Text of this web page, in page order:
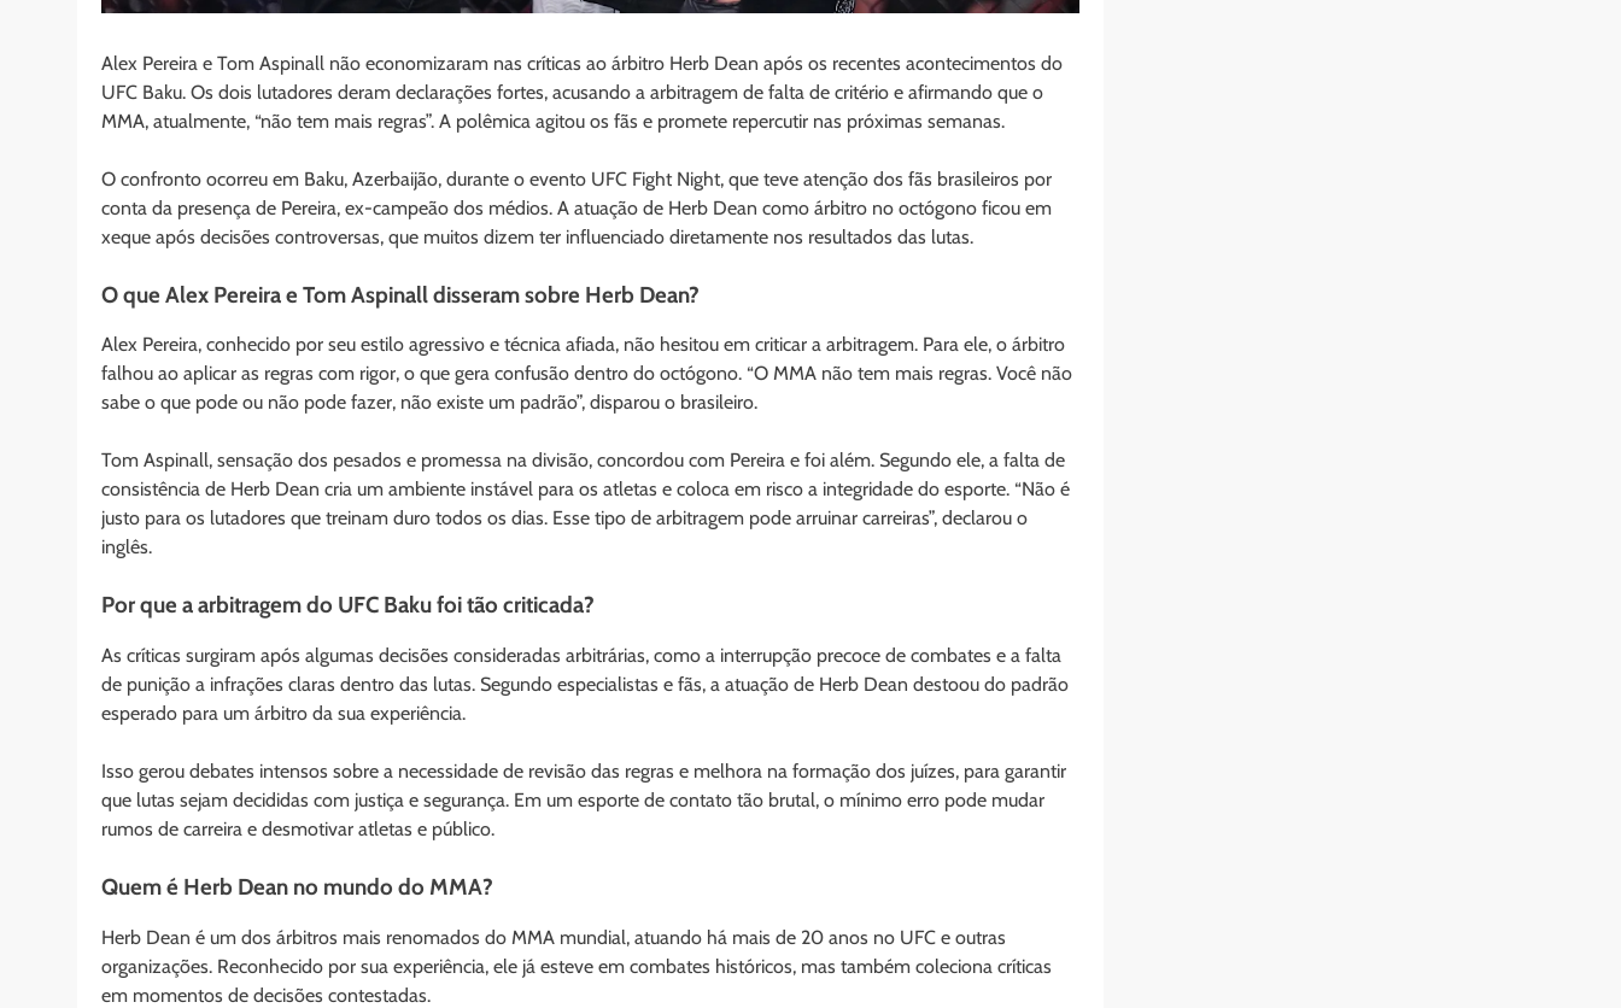
Alex Pereira e Tom Aspinall não economizaram nas críticas ao árbitro Herb Dean após os recentes acontecimentos do
UFC Baku. Os dois lutadores deram declarações fortes, acusando a arbitragem de falta de critério e afirmando que o
MMA, atualmente, “não tem mais regras”. A polêmica agitou os fãs e promete repercutir nas próximas semanas.
O confronto ocorreu em Baku, Azerbaijão, durante o evento UFC Fight Night, que teve atenção dos fãs brasileiros por
conta da presença de Pereira, ex-campeão dos médios. A atuação de Herb Dean como árbitro no octógono ficou em
xeque após decisões controversas, que muitos dizem ter influenciado diretamente nos resultados das lutas.
O que Alex Pereira e Tom Aspinall disseram sobre Herb Dean?
Alex Pereira, conhecido por seu estilo agressivo e técnica afiada, não hesitou em criticar a arbitragem. Para ele, o árbitro
falhou ao aplicar as regras com rigor, o que gera confusão dentro do octógono. “O MMA não tem mais regras. Você não
sabe o que pode ou não pode fazer, não existe um padrão”, disparou o brasileiro.
Tom Aspinall, sensação dos pesados e promessa na divisão, concordou com Pereira e foi além. Segundo ele, a falta de
consistência de Herb Dean cria um ambiente instável para os atletas e coloca em risco a integridade do esporte. “Não é
justo para os lutadores que treinam duro todos os dias. Esse tipo de arbitragem pode arruinar carreiras”, declarou o
inglês.
Por que a arbitragem do UFC Baku foi tão criticada?
As críticas surgiram após algumas decisões consideradas arbitrárias, como a interrupção precoce de combates e a falta
de punição a infrações claras dentro das lutas. Segundo especialistas e fãs, a atuação de Herb Dean destoou do padrão
esperado para um árbitro da sua experiência.
Isso gerou debates intensos sobre a necessidade de revisão das regras e melhora na formação dos juízes, para garantir
que lutas sejam decididas com justiça e segurança. Em um esporte de contato tão brutal, o mínimo erro pode mudar
rumos de carreira e desmotivar atletas e público.
Quem é Herb Dean no mundo do MMA?
Herb Dean é um dos árbitros mais renomados do MMA mundial, atuando há mais de 20 anos no UFC e outras
organizações. Reconhecido por sua experiência, ele já esteve em combates históricos, mas também coleciona críticas
em momentos de decisões contestadas.